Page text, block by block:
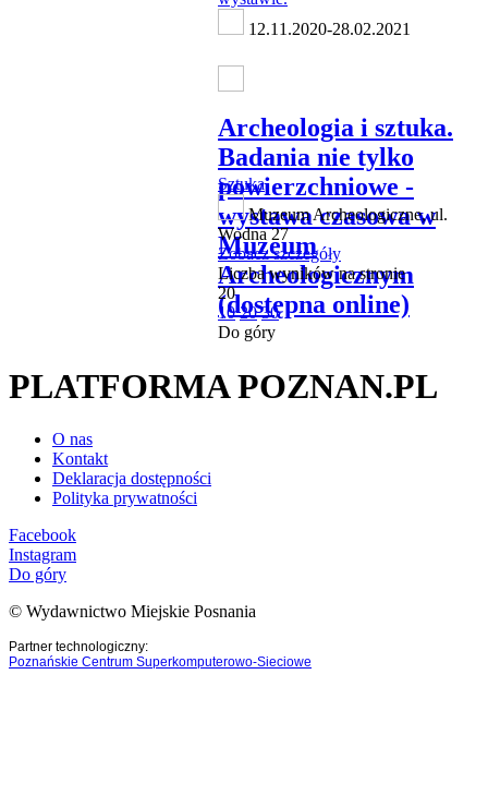
12.11.2020-28.02.2021
Archeologia i sztuka.
Badania nie tylko
powierzchniowe -
wystawa czasowa w
Muzeum
Archeologicznym
(dostępna online)
Sztuka
Muzeum Archeologiczne, ul.
Wodna 27
Zobacz szczegóły
Liczba wyników na stronie
20
10 20 30
Do góry
PLATFORMA POZNAN.PL
O nas
Kontakt
Deklaracja dostępności
Polityka prywatności
Facebook
Instagram
Do góry
© Wydawnictwo Miejskie Posnania
Partner technologiczny:
Poznańskie Centrum Superkomputerowo-Sieciowe